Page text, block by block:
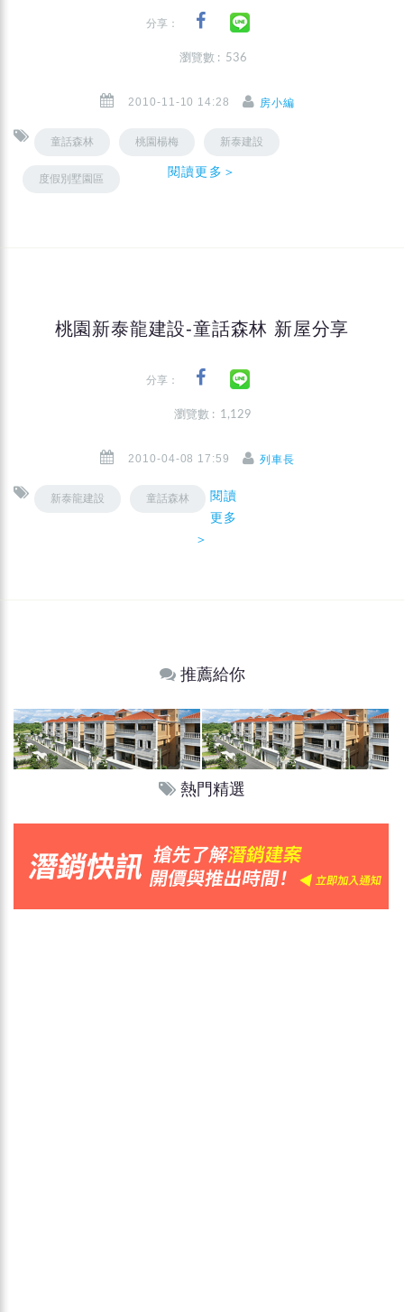
分享：
瀏覽數 : 536
2010-11-10 14:28 房小編
童話森林 桃園楊梅 新泰建設
度假別墅園區 閱讀更多＞
桃園新泰龍建設-童話森林 新屋分享
分享：
瀏覽數 : 1,129
2010-04-08 17:59 列車長
新泰龍建設 童話森林
閱讀
更多
＞
推薦給你
熱門精選